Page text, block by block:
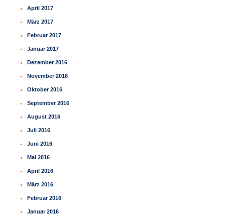
April 2017
März 2017
Februar 2017
Januar 2017
Dezember 2016
November 2016
Oktober 2016
September 2016
August 2016
Juli 2016
Juni 2016
Mai 2016
April 2016
März 2016
Februar 2016
Januar 2016